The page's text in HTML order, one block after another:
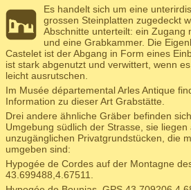
Es handelt sich um eine
grossen Steinplatten zugedeckt
Abschnitte unterteilt: ein Zugang
und eine Grabkammer. Die
Castelet ist der Abgang in Form eines
ist stark abgenutzt und verwittert, wenn
leicht ausrutschen.
Im Musée départemental Arles Antique
Information zu dieser Art Grabstätte.
Drei andere ähnliche Gräber befinden
Umgebung südlich der Strasse, sie
unzugänglichen Privatgrundstücken, die
umgeben sind:
Hypogée de Cordes auf der Montagne
43.699488,4.67511.